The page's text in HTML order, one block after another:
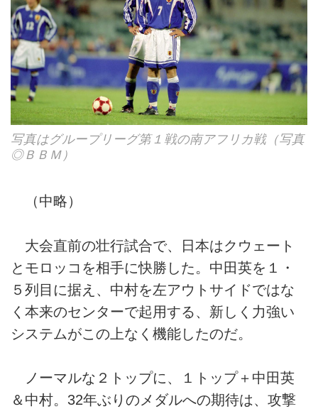
写真はグループリーグ第１戦の南アフリカ戦（写真
◎ＢＢＭ）
（中略）
大会直前の壮行試合で、日本はクウェート
とモロッコを相手に快勝した。中田英を１・
５列目に据え、中村を左アウトサイドではな
く本来のセンターで起用する、新しく力強い
システムがこの上なく機能したのだ。
ノーマルな２トップに、１トップ＋中田英
＆中村。32年ぶりのメダルへの期待は、攻撃